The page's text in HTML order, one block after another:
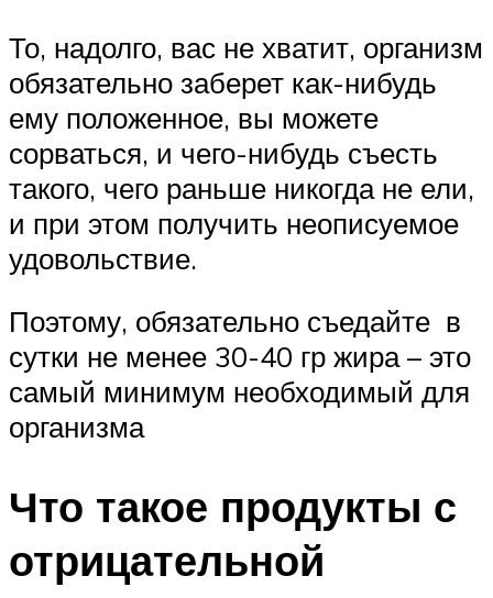
То, надолго, вас не хватит, организм
обязательно заберет как-нибудь
ему положенное, вы можете
сорваться, и чего-нибудь съесть
такого, чего раньше никогда не ели,
и при этом получить неописуемое
удовольствие.
Поэтому, обязательно съедайте в
сутки не менее 30-40 гр жира – это
самый минимум необходимый для
организма
Что такое продукты с
отрицательной